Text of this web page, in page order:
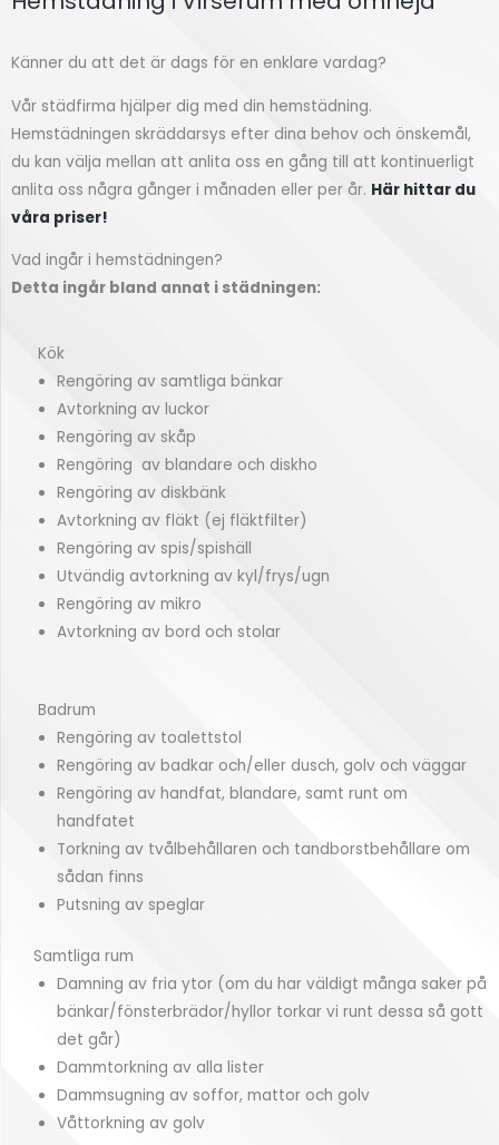
Känner du att det är dags för en enklare vardag?
Vår städfirma hjälper dig med din hemstädning.
Hemstädningen skräddarsys efter dina behov och önskemål,
du kan välja mellan att anlita oss en gång till att kontinuerligt
anlita oss några gånger i månaden eller per år. Här hittar du
våra priser!
Vad ingår i hemstädningen?
Detta ingår bland annat i städningen:
Kök
Rengöring av samtliga bänkar
Avtorkning av luckor
Rengöring av skåp
Rengöring av blandare och diskho
Rengöring av diskbänk
Avtorkning av fläkt (ej fläktfilter)
Rengöring av spis/spishäll
Utvändig avtorkning av kyl/frys/ugn
Rengöring av mikro
Avtorkning av bord och stolar
Badrum
Rengöring av toalettstol
Rengöring av badkar och/eller dusch, golv och väggar
Rengöring av handfat, blandare, samt runt om
handfatet
Torkning av tvålbehållaren och tandborstbehållare om
sådan finns
Putsning av speglar
Samtliga rum
Damning av fria ytor (om du har väldigt många saker på
bänkar/fönsterbrädor/hyllor torkar vi runt dessa så gott
det går)
Dammtorkning av alla lister
Dammsugning av soffor, mattor och golv
Våttorkning av golv